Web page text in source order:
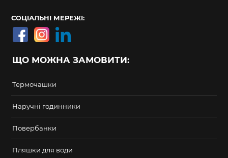
СОЦІАЛЬНІ МЕРЕЖІ:
ЩО МОЖНА ЗАМОВИТИ:
Термочашки
Наручні годинники
Повербанки
Пляшки для води